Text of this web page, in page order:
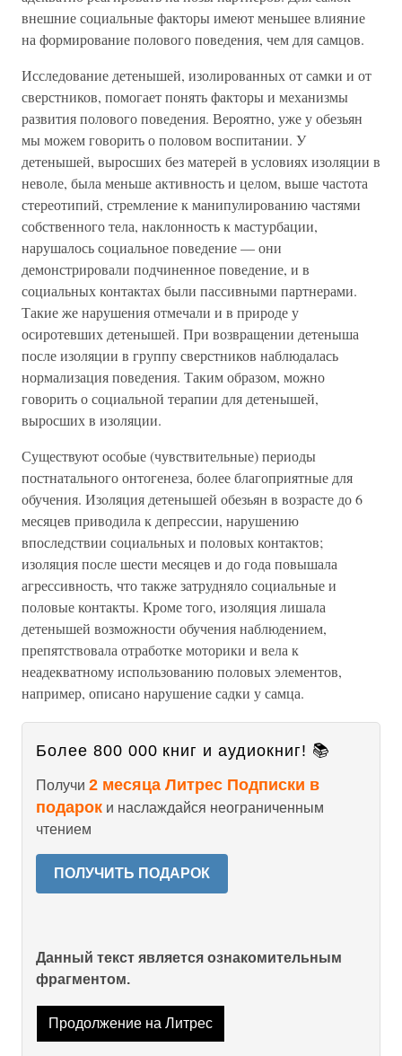
внешние социальные факторы имеют меньшее влияние
на формирование полового поведения, чем для самцов.
Исследование детенышей, изолированных от самки и от
сверстников, помогает понять факторы и механизмы
развития полового поведения. Вероятно, уже у обезьян
мы можем говорить о половом воспитании. У
детенышей, выросших без матерей в условиях изоляции в
неволе, была меньше активность и целом, выше частота
стереотипий, стремление к манипулированию частями
собственного тела, наклонность к мастурбации,
нарушалось социальное поведение — они
демонстрировали подчиненное поведение, и в
социальных контактах были пассивными партнерами.
Такие же нарушения отмечали и в природе у
осиротевших детенышей. При возвращении детеныша
после изоляции в группу сверстников наблюдалась
нормализация поведения. Таким образом, можно
говорить о социальной терапии для детенышей,
выросших в изоляции.
Существуют особые (чувствительные) периоды
постнатального онтогенеза, более благоприятные для
обучения. Изоляция детенышей обезьян в возрасте до 6
месяцев приводила к депрессии, нарушению
впоследствии социальных и половых контактов;
изоляция после шести месяцев и до года повышала
агрессивность, что также затрудняло социальные и
половые контакты. Кроме того, изоляция лишала
детенышей возможности обучения наблюдением,
препятствовала отработке моторики и вела к
неадекватному использованию половых элементов,
например, описано нарушение садки у самца.
Более 800 000 книг и аудиокниг! 📚
Получи 2 месяца Литрес Подписки в
подарок и наслаждайся неограниченным
чтением
ПОЛУЧИТЬ ПОДАРОК
Данный текст является ознакомительным
фрагментом.
Продолжение на Литрес